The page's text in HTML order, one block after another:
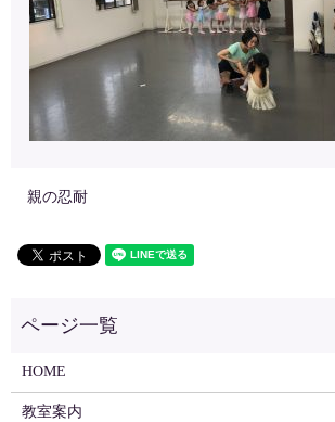
親の忍耐
HOME
教室案内